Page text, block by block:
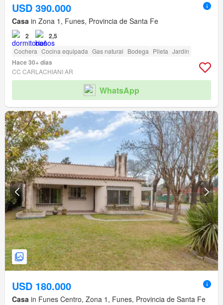
USD 390.000
Casa in Zona 1, Funes, Provincia de Santa Fe
2 2,5
Cochera Cocina equipada Gas natural Bodega Pileta Jardín
Hace 30+ días
CC CARLACHIANI AR
WhatsApp
USD 180.000
Casa in Funes Centro, Zona 1, Funes, Provincia de Santa Fe